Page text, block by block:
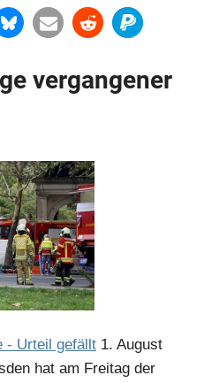
vergangener
- Urteil gefällt 1. August
hat am Freitag der